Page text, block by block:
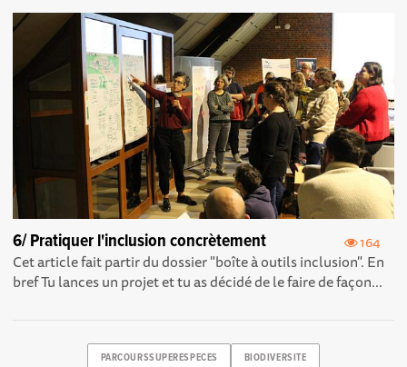
164
6/ Pratiquer l'inclusion concrètement
Cet article fait partir du dossier "boîte à outils inclusion". En
bref Tu lances un projet et tu as décidé de le faire de façon...
PARCOURSSUPERESPECES BIODIVERSITE